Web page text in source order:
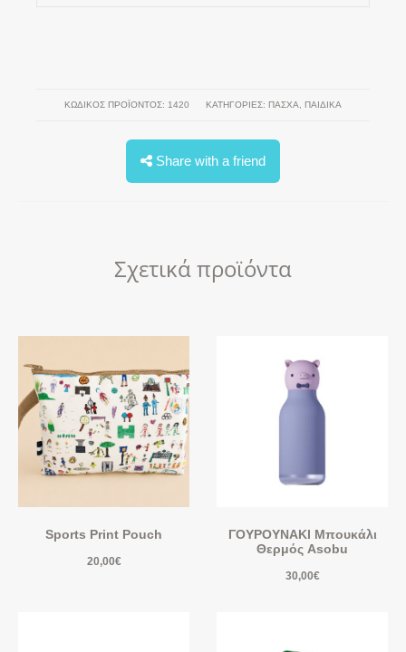
ΚΩΔΙΚΌΣ ΠΡΟΪΌΝΤΟΣ: 1420 ΚΑΤΗΓΟΡΊΕΣ: ΠΆΣΧΑ ΠΑΙΔΙΚΑ
Share with a friend
Σχετικά προϊόντα
Sports Print Pouch
20,00€
ΓΟΥΡΟΥΝΑΚΙ Μπουκάλι
Θερμός Asobu
30,00€